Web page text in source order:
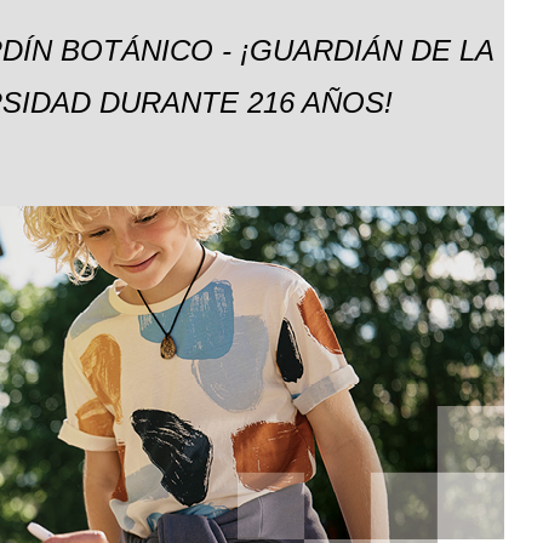
BOTÁNICO - ¡GUARDIÁN DE LA
DURANTE 216 AÑOS!